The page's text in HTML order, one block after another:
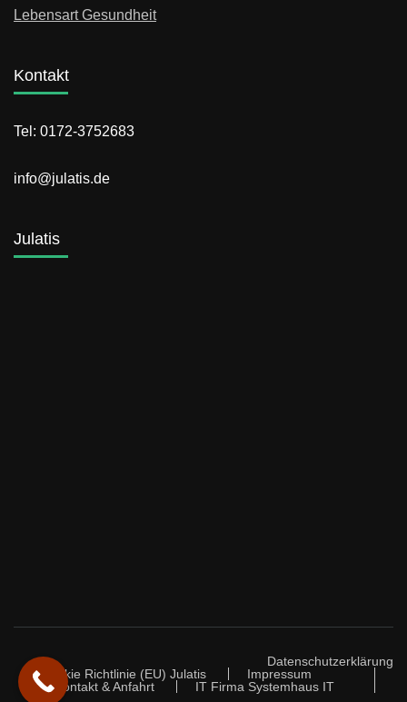
Lebensart Gesundheit
Kontakt
Tel: 0172-3752683
info@julatis.de
Julatis
Datenschutzerklärung
Cookie Richtlinie (EU) Julatis
Impressum
Kontakt & Anfahrt
IT Firma Systemhaus IT